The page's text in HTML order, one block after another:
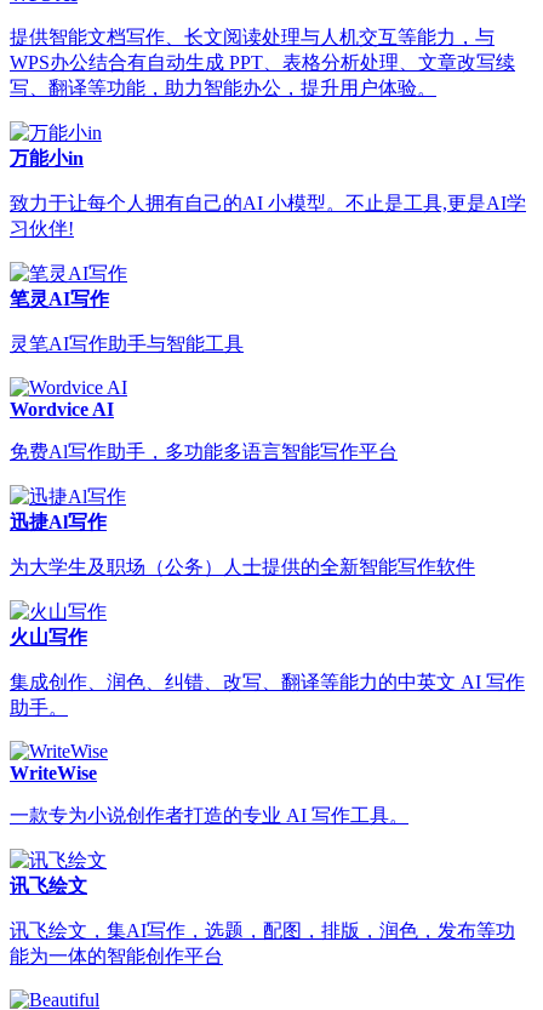
提供智能文档写作、长文阅读处理与人机交互等能力，与
WPS办公结合有自动生成 PPT、表格分析处理、文章改写续
写、翻译等功能，助力智能办公，提升用户体验。
万能小in
致力于让每个人拥有自己的AI 小模型。不止是工具,更是AI学
习伙伴!
笔灵AI写作
灵笔AI写作助手与智能工具
Wordvice AI
免费Al写作助手，多功能多语言智能写作平台
迅捷Al写作
为大学生及职场（公务）人士提供的全新智能写作软件
火山写作
集成创作、润色、纠错、改写、翻译等能力的中英文 AI 写作
助手。
WriteWise
一款专为小说创作者打造的专业 AI 写作工具。
讯飞绘文
讯飞绘文，集AI写作，选题，配图，排版，润色，发布等功
能为一体的智能创作平台